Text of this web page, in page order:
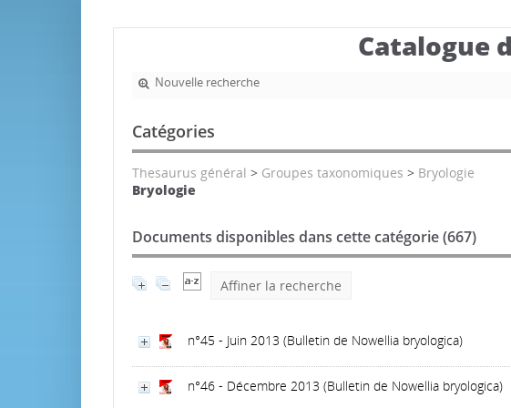
Catalogue
Nouvelle recherche
Catégories
Thesaurus général > Groupes taxonomiques > Bryologie
Bryologie
Documents disponibles dans cette catégorie (667)
Affiner la recherche
n°45 - Juin 2013 (Bulletin de Nowellia bryologica)
n°46 - Décembre 2013 (Bulletin de Nowellia bryologica)